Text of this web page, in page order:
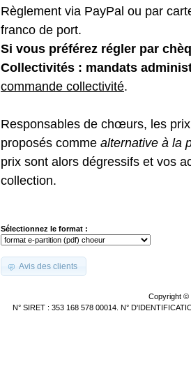
Règlement via PayPal ou par
franco de port.
Si vous préférez régler par
Collectivités : mandats
commande collectivité.
Responsables de chœurs, les
proposés comme alternative à la
prix sont alors dégressifs et vos
collection.
Sélectionnez le format :
Avis des clients
Copyright ©
N° SIRET : 353 168 578 00014. N°